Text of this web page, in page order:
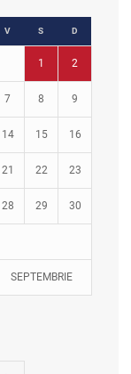
V S D
1 2
7 8 9
14 15 16
21 22 23
28 29 30
SEPTEMBRIE